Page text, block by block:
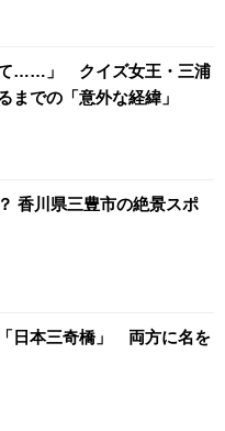
て……」 クイズ女王・三浦
までの「意外な経緯」
香川県三豊市の絶景スポ
「日本三奇橋」 両方に名を